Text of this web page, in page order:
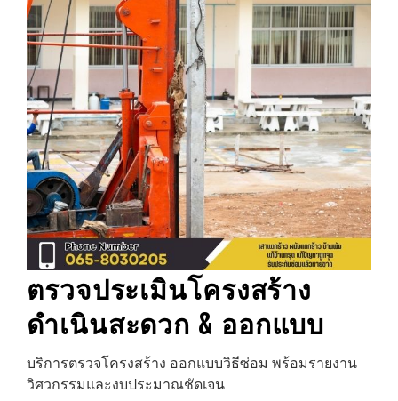
ตรวจประเมินโครงสร้าง
ดำเนินสะดวก & ออกแบบ
บริการตรวจโครงสร้าง ออกแบบวิธีซ่อม พร้อมรายงาน
วิศวกรรมและงบประมาณชัดเจน